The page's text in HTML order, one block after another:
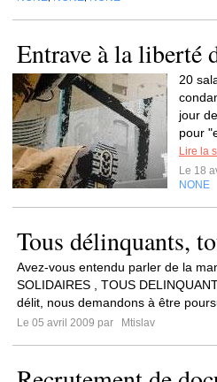
Entrave à la liberté
20
jour
pour
Lire la
Le 18
NONE
Tous délinquants,
Avez-vous entendu parler de la
SOLIDAIRES , TOUS
délit, nous demandons à être
Le 05 avril 2009 par
Mtislav